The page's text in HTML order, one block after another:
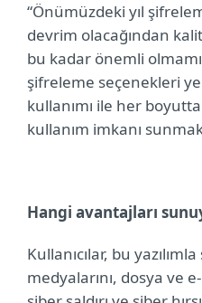
“Önümüzdeki yıl
devrim olacağından
bu kadar önemli
şifreleme seçenekleri
kullanımı ile her
kullanım imkanı
Hangi avantajları
Kullanıcılar, bu
medyalarını, dosya ve